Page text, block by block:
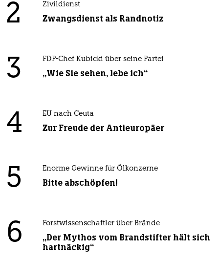
2 Zivildienst
Zwangsdienst als Randnotiz
3 FDP-Chef Kubicki über seine Partei
„Wie Sie sehen, lebe ich“
4 EU nach Ceuta
Zur Freude der Antieuropäer
5 Enorme Gewinne für Ölkonzerne
Bitte abschöpfen!
6 Forstwissenschaftler über Brände
„Der Mythos vom Brandstifter hält sich
hartnäckig“